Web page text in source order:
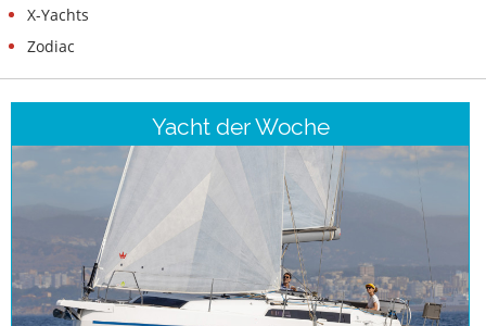
X-Yachts
Zodiac
Yacht der Woche